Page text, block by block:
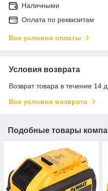
Наличными
Оплата по реквизитам
Все условия оплаты
Условия возврата
Возврат товара в течение 14
Все условия возврата
Подобные товары